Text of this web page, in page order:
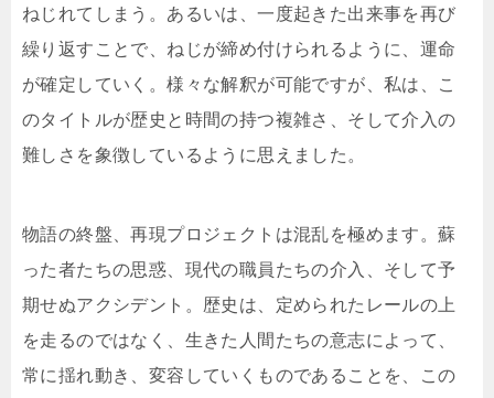
ねじれてしまう。あるいは、一度起きた出来事を再び
繰り返すことで、ねじが締め付けられるように、運命
が確定していく。様々な解釈が可能ですが、私は、こ
のタイトルが歴史と時間の持つ複雑さ、そして介入の
難しさを象徴しているように思えました。
物語の終盤、再現プロジェクトは混乱を極めます。蘇
った者たちの思惑、現代の職員たちの介入、そして予
期せぬアクシデント。歴史は、定められたレールの上
を走るのではなく、生きた人間たちの意志によって、
常に揺れ動き、変容していくものであることを、この